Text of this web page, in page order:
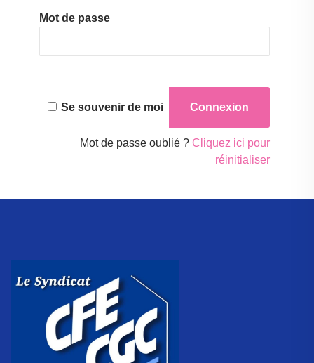
Mot de passe
Se souvenir de moi
Mot de passe oublié ?Cliquez ici pour
réinitialiser